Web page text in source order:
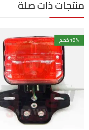
منتجات ذات صلة
18% خصم